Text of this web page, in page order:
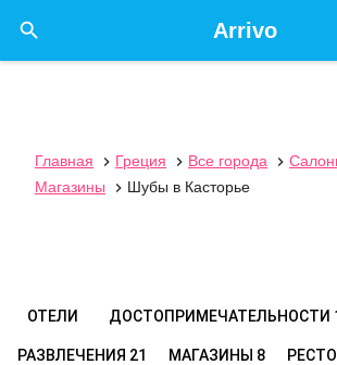
Arrivo

Главная  Греция  Все города 
Магазины
 Шубы в Касторье
ОТЕЛИ ДОСТОПРИМЕЧАТЕЛЬНОСТИ
РАЗВЛЕЧЕНИЯ 21 МАГАЗИНЫ 8